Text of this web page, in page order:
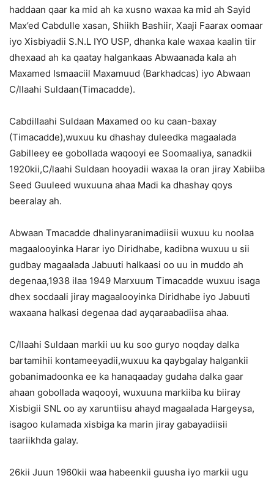
haddaan qaar ka mid ah ka xusno waxaa ka mid ah Sayid
Max’ed Cabdulle xasan, Shiikh Bashiir, Xaaji Faarax oomaar
iyo Xisbiyadii S.N.L IYO USP, dhanka kale waxaa kaalin tiir
dhexaad ah ka qaatay halgankaas Abwaanada kala ah
Maxamed Ismaaciil Maxamuud (Barkhadcas) iyo Abwaan
C/llaahi Suldaan(Timacadde).
Cabdillaahi Suldaan Maxamed oo ku caan-baxay
(Timacadde),wuxuu ku dhashay duleedka magaalada
Gabilleey ee gobollada waqooyi ee Soomaaliya, sanadkii
1920kii,C/laahi Suldaan hooyadii waxaa la oran jiray Xabiiba
Seed Guuleed wuxuuna ahaa Madi ka dhashay qoys
beeralay ah.
Abwaan Tmacadde dhalinyaranimadiisii wuxuu ku noolaa
magaalooyinka Harar iyo Diridhabe, kadibna wuxuu u sii
gudbay magaalada Jabuuti halkaasi oo uu in muddo ah
degenaa,1938 ilaa 1949 Marxuum Timacadde wuxuu isaga
dhex socdaali jiray magaalooyinka Diridhabe iyo Jabuuti
waxaana halkasi degenaa dad ayqaraabadiisa ahaa.
C/llaahi Suldaan markii uu ku soo guryo noqday dalka
bartamihii kontameeyadii,wuxuu ka qaybgalay halgankii
gobanimadoonka ee ka hanaqaaday gudaha dalka gaar
ahaan gobollada waqooyi, wuxuuna markiiba ku biiray
Xisbigii SNL oo ay xaruntiisu ahayd magaalada Hargeysa,
isagoo kulamada xisbiga ka marin jiray gabayadiisii
taariikhda galay.
26kii Juun 1960kii waa habeenkii guusha iyo markii ugu